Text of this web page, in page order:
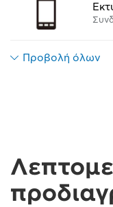
Προβολή όλων